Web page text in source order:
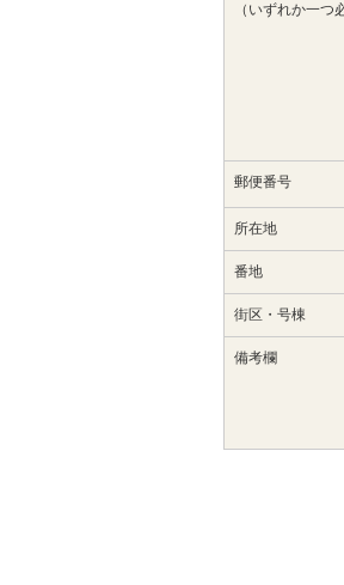
（いずれか一つ
郵便番号
所在地
番地
街区・号棟
備考欄